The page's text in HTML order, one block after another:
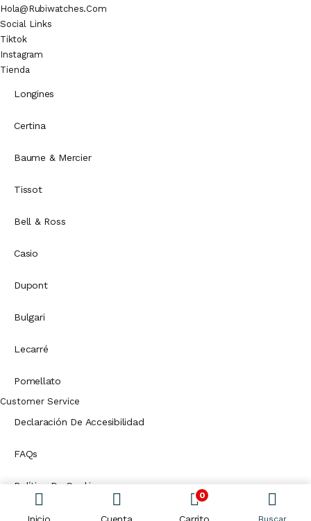
Hola@rubiwatches.com
Social Links
Tiktok
Instagram
Tienda
Longines
Certina
Baume & Mercier
Tissot
Bell & Ross
Casio
Dupont
Bulgari
Lecarré
Pomellato
Customer Service
Declaración De Accesibilidad
FAQs
Política De Cookies
Política De Cancelación, Cambios Y Devoluciones
0
Buscar